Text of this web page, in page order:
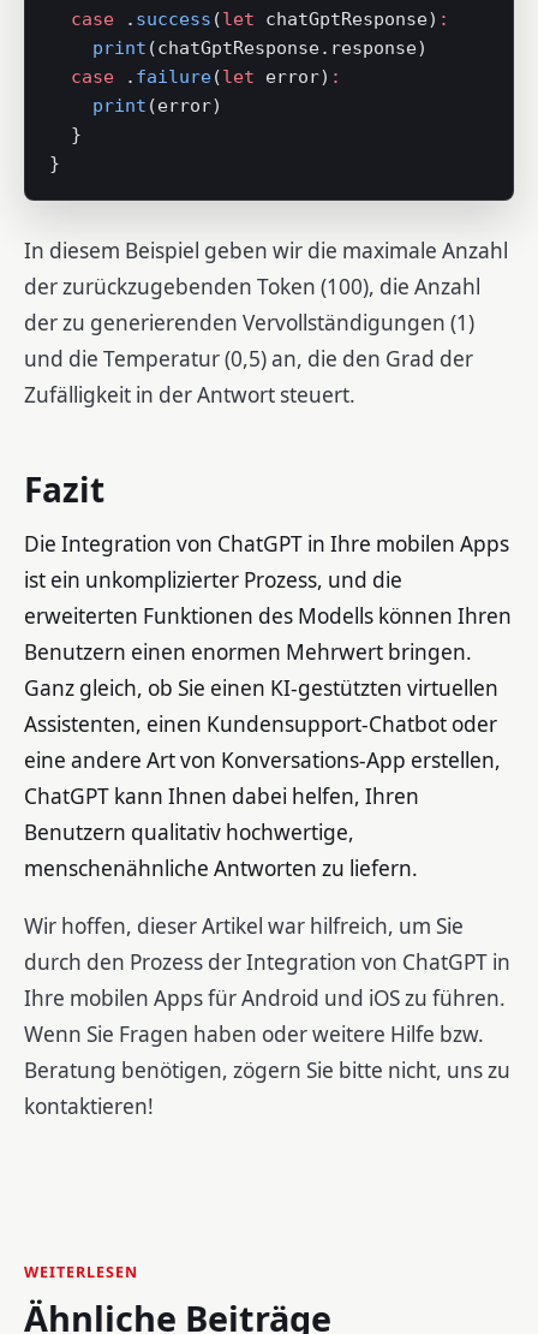
  case
. success (let chatGptResponse) :
    print
(chatGptResponse.response)
  case
. failure(let error) :
    print
(error)
  }
}
In diesem Beispiel geben wir die maximale Anzahl
der zurückzugebenden Token (100), die Anzahl
der zu generierenden Vervollständigungen (1)
und die Temperatur (0,5) an, die den Grad der
Zufälligkeit in der Antwort steuert.
Fazit
Die Integration von ChatGPT in Ihre mobilen Apps
ist ein unkomplizierter Prozess, und die
erweiterten Funktionen des Modells können Ihren
Benutzern einen enormen Mehrwert bringen.
Ganz gleich, ob Sie einen KI-gestützten virtuellen
Assistenten, einen Kundensupport-Chatbot oder
eine andere Art von Konversations-App erstellen,
ChatGPT kann Ihnen dabei helfen, Ihren
Benutzern qualitativ hochwertige,
menschenähnliche Antworten zu liefern.
Wir hoffen, dieser Artikel war hilfreich, um Sie
durch den Prozess der Integration von ChatGPT in
Ihre mobilen Apps für Android und iOS zu führen.
Wenn Sie Fragen haben oder weitere Hilfe bzw.
Beratung benötigen, zögern Sie bitte nicht, uns zu
kontaktieren!
WEITERLESEN
Ähnliche Beiträge